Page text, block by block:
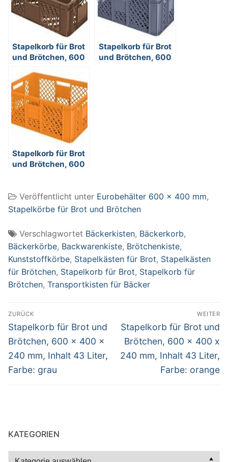
Stapelkorb für Brot
und Brötchen, 600
x 400 x 150 mm,
Inhalt 27 Liter,
Farbe: braun
Stapelkorb für Brot
und Brötchen, 600
Stapelkorb für Brot
und Brötchen, 600
Farbe: orange
Veröffentlicht unter Eurobehälter 600 x 400 mm,
Stapelkörbe für Brot und Brötchen
Verschlagwortet Bäckerkisten, Bäckerkorb,
Bäckerkörbe, Backwarenkiste, Brötchenkiste,
Kunststoffkörbe, Stapelkästen für Brot, Stapelkästen
für Brötchen, Stapelkorb für Brot, Stapelkorb für
Brötchen, Transportkisten für Bäcker
Beitragsnavigation
ZURÜCK
Vorheriger
Beitrag:
Stapelkorb für Brot und
Brötchen, 600 x 400 x
240 mm, Inhalt 43 Liter,
Farbe: grau
WEITER
Nächster
Beitrag:
Stapelkorb für Brot und
Brötchen, 600 x 400 x
240 mm, Inhalt 43 Liter,
Farbe: orange
KATEGORIEN
Kategorien